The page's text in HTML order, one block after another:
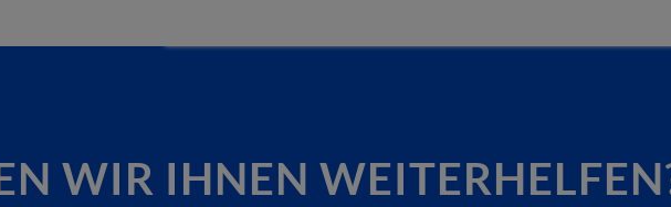
WIR IHNEN